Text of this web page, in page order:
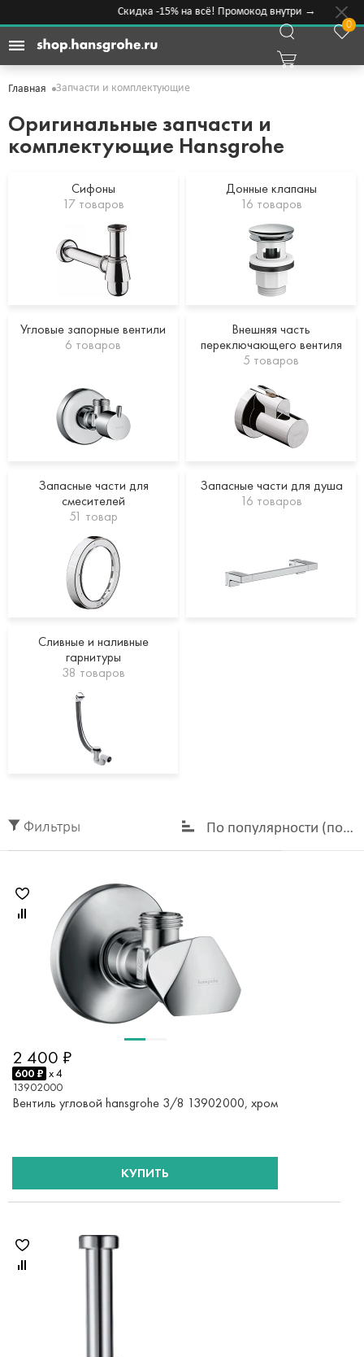
Скидка -15% на всё! Промокод внутри →
0
Главная Запчасти и комплектующие
Оригинальные запчасти и
комплектующие Hansgrohe
Сифоны
17 товаров
Донные клапаны
16 товаров
Угловые запорные вентили
6 товаров
Внешняя часть
переключающего вентиля
5 товаров
Запасные части для
смесителей
51 товар
Запасные части для душа
16 товаров
Сливные и наливные
гарнитуры
38 товаров
Фильтры По популярности (по
2 400 ₽
600 ₽ x 4
13902000
Вентиль угловой hansgrohe 3/8 13902000, хром
КУПИТЬ